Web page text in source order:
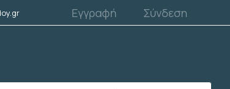
Εγγραφή Σύνδεση